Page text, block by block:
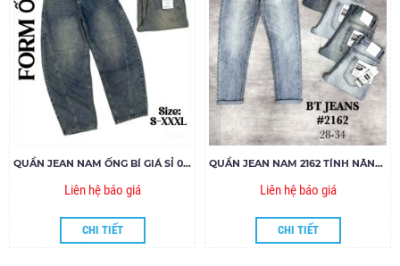
QUẦN JEAN NAM ỐNG BÍ GIÁ SỈ 001
Liên hệ báo giá
CHI TIẾT
QUẦN JEAN NAM 2162 TÍNH NĂNG LÀM MÁT COOLMAX
Liên hệ báo giá
CHI TIẾT